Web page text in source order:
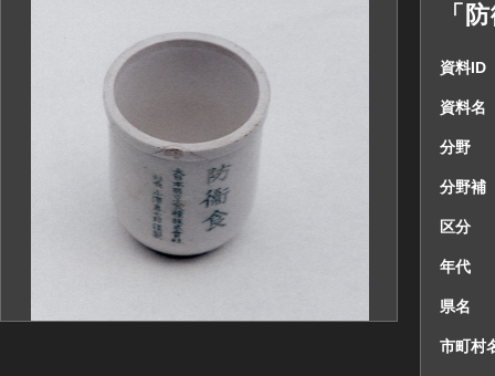
「
資料ID
資料名
分野
分野補
区分
年代
県名
市町村